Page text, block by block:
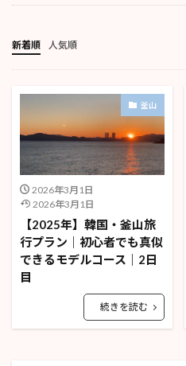
新着順 人気順
釜山
2026年3月1日
2026年3月1日
【2025年】韓国・釜山旅
行プラン｜初心者でも真似
できるモデルコース｜2日
目
続きを読む